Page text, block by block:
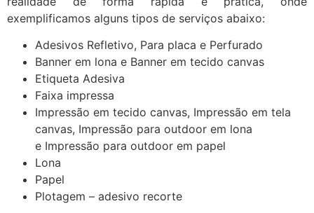
exemplificamos alguns tipos de serviços abaixo:
Adesivos Refletivo, Para placa e Perfurado
Banner em lona e Banner em tecido canvas
Etiqueta Adesiva
Faixa impressa
Impressão em tecido canvas, Impressão em tela
canvas, Impressão para outdoor em lona
e Impressão para outdoor em papel
Lona
Papel
Plotagem – adesivo recorte